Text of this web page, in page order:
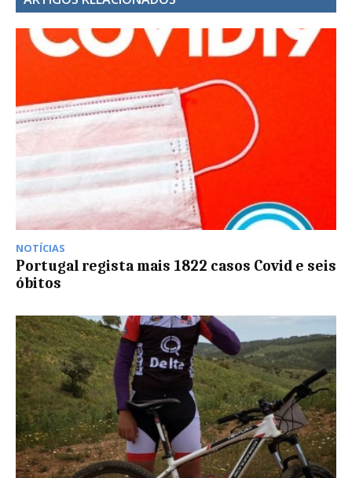
NOTÍCIAS
Portugal regista mais 1822 casos Covid e seis
óbitos